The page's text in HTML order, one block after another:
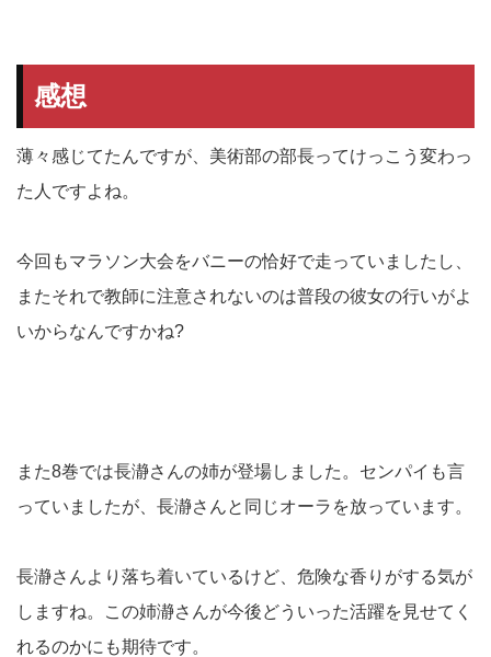
感想
薄々感じてたんですが、美術部の部長ってけっこう変わっ
た人ですよね。
今回もマラソン大会をバニーの恰好で走っていましたし、
またそれで教師に注意されないのは普段の彼女の行いがよ
いからなんですかね?
また8巻では長瀞さんの姉が登場しました。センパイも言
っていましたが、長瀞さんと同じオーラを放っています。
長瀞さんより落ち着いているけど、危険な香りがする気が
しますね。この姉瀞さんが今後どういった活躍を見せてく
れるのかにも期待です。